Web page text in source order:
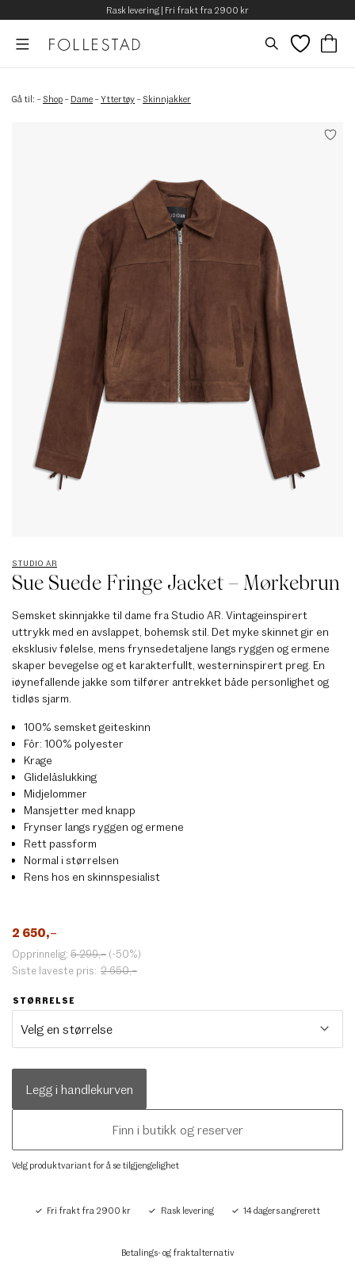
Rask levering | Fri frakt fra 2900 kr
Gå til: – Shop – Dame –Yttertøy – Skinnjakker
STUDIO AR
Sue Suede Fringe Jacket – Mørkebrun
Semsket skinnjakke til dame fra Studio AR. Vintageinspirert
uttrykk med en avslappet, bohemsk stil. Det myke skinnet gir en
eksklusiv følelse, mens frynsedetaljene langs ryggen og ermene
skaper bevegelse og et karakterfullt, westerninspirert preg. En
iøynefallende jakke som tilfører antrekket både personlighet og
tidløs sjarm.
100% semsket geiteskinn
Fôr: 100% polyester
Krage
Glidelåslukking
Midjelommer
Mansjetter med knapp
Frynser langs ryggen og ermene
Rett passform
Normal i størrelsen
Rens hos en skinnspesialist
2 650,–
Opprinnelig: 5 299,– (-50%)
Siste laveste pris: 2 650,–
STØRRELSE
Legg i handlekurven
Finn i butikk og reserver
Velg produktvariant for å se tilgjengelighet
Fri frakt fra 2900 kr Rask levering 14 dagers angrerett
Betalings- og fraktalternativ